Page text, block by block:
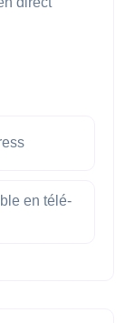
en télé-